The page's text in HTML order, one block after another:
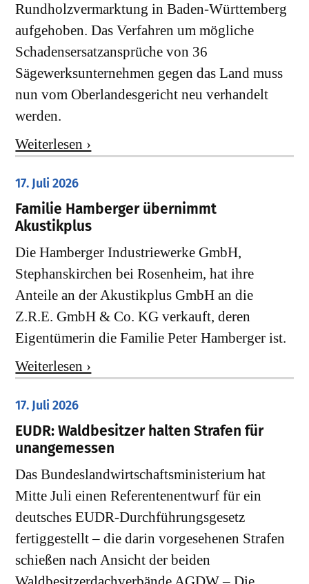
Rundholzvermarktung in Baden-Württemberg
aufgehoben. Das Verfahren um mögliche
Schadensersatzansprüche von 36
Sägewerksunternehmen gegen das Land muss
nun vom Oberlandesgericht neu verhandelt
werden.
Weiterlesen ›
17. Juli 2026
Familie Hamberger übernimmt
Akustikplus
Die Hamberger Industriewerke GmbH,
Stephanskirchen bei Rosenheim, hat ihre
Anteile an der Akustikplus GmbH an die
Z.R.E. GmbH & Co. KG verkauft, deren
Eigentümerin die Familie Peter Hamberger ist.
Weiterlesen ›
17. Juli 2026
EUDR: Waldbesitzer halten Strafen für
unangemessen
Das Bundeslandwirtschaftsministerium hat
Mitte Juli einen Referentenentwurf für ein
deutsches EUDR-Durchführungsgesetz
fertiggestellt – die darin vorgesehenen Strafen
schießen nach Ansicht der beiden